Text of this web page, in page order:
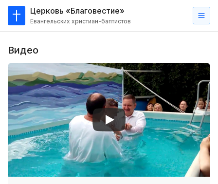
Церковь «Благовестие»
Евангельских христиан-баптистов
нас
Кто такие баптисты?
Мы на карте
Проповеди
Пасторское наставление
Проповеди
Видео